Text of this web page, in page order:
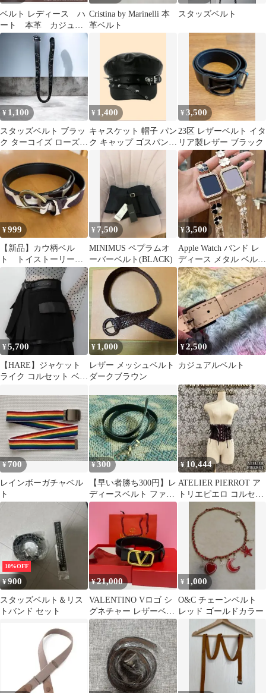
ベルト レディース ハ
ート 本革 カジュア
ル ブラック 黒 シ
Cristina by Marinelli 本
革ベルト
スタッズベルト
¥ 1,100
スタッズベルト ブラッ
ク ターコイズ ローズ装
飾 ウエスタン Y2K
¥ 1,400
キャスケット 帽子 パン
ク キャップ ゴスパン
スタッズ ベルト レザー
¥3,500
23区 レザーベルト イタ
リア製レザー ブラック
¥999
【新品】カウ柄ベル
ト トイストーリーコ
¥ 7,500
MINIMUS ペプラムオ
ーバーベルト(BLACK)
¥3,500
Apple Watch バンド レ
ディース メタル ベルト
ラインストーン
¥5,700
【HARE】ジャケット
ライク コルセット ベル
¥ 1,000
レザー メッシュベルト
ダークブラウン
¥2,500
カジュアルベルト
¥700
レインボーガチャベル
ト
¥300
【早い者勝ち300円】レ
ディースベルト ファッ
ション小物 即購入OK
¥ 10,444
ATELIER PIERROT ア
トリエピエロ コルセッ
ト 紫 美品
10%OFF
¥900
スタッズベルト＆リス
トバンド セット
¥21,000
VALENTINO Vロゴ シ
グネチャー レザーベル
ト 黒 4cm
¥ 1,000
O&C チェーンベルト
レッド ゴールドカラー